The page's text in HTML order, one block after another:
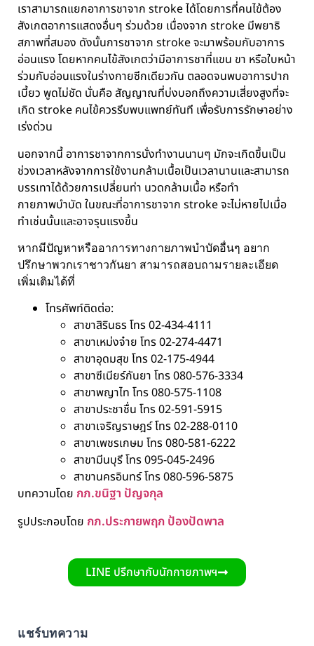
เราสามารถแยกอาการชาจาก stroke ได้โดยการที่คนไข้ต้อง
สังเกตอาการแสดงอื่นๆ ร่วมด้วย เนื่องจาก stroke มีพยาธิ
สภาพที่สมอง ดังนั้นการชาจาก stroke จะมาพร้อมกับอาการ
อ่อนแรง โดยหากคนไข้สังเกตว่ามีอาการชาที่แขน ขา หรือใบหน้า
ร่วมกับอ่อนแรงในร่างกายซีกเดียวกัน ตลอดจนพบอาการปาก
เบี้ยว พูดไม่ชัด นั่นคือ สัญญาณที่บ่งบอกถึงความเสี่ยงสูงที่จะ
เกิด stroke คนไข้ควรรีบพบแพทย์ทันที เพื่อรับการรักษาอย่าง
เร่งด่วน
นอกจากนี้ อาการชาจากการนั่งทำงานนานๆ มักจะเกิดขึ้นเป็น
ช่วงเวลาหลังจากการใช้งานกล้ามเนื้อเป็นเวลานานและสามารถ
บรรเทาได้ด้วยการเปลี่ยนท่า นวดกล้ามเนื้อ หรือทำ
กายภาพบำบัด ในขณะที่อาการชาจาก stroke จะไม่หายไปเมื่อ
ทำเช่นนั้นและอาจรุนแรงขึ้น
หากมีปัญหาหรืออาการทางกายภาพบำบัดอื่นๆ อยาก
ปรึกษาพวกเราชาวกันยา สามารถสอบถามรายละเอียด
เพิ่มเติมได้ที่
โทรศัพท์ติดต่อ:
สาขาสิรินธร โทร 02-434-4111
สาขาเหม่งจ๋าย โทร 02-274-4471
สาขาอุดมสุข โทร 02-175-4944
สาขาซีเนียร์กันยา โทร 080-576-3334
สาขาพญาไท โทร 080-575-1108
สาขาประชาชื่น โทร 02-591-5915
สาขาเจริญราษฎร์ โทร 02-288-0110
สาขาเพชรเกษม โทร 080-581-6222
สาขามีนบุรี โทร 095-045-2496
สาขานครอินทร์ โทร 080-596-5875
บทความโดย กภ.ขนิฐา ปัญจกุล
รูปประกอบโดย กภ.ประกายพฤก ป้องปัดพาล
LINE ปรึกษากับนักกายภาพฯ
แชร์บทความ